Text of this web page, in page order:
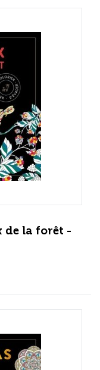
de la forêt -